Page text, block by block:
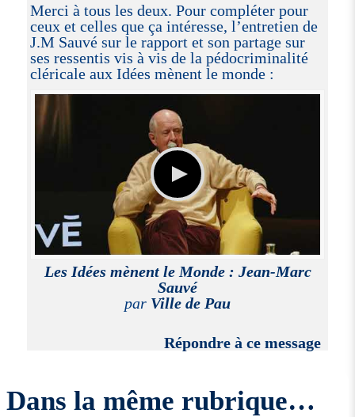
Merci à tous les deux. Pour compléter pour
ceux et celles que ça intéresse, l’entretien de
J.M Sauvé sur le rapport et son partage sur
ses ressentis vis à vis de la pédocriminalité
cléricale aux Idées mènent le monde :
Les Idées mènent le Monde : Jean-Marc
Sauvé
par Ville de Pau
Répondre à ce message
Dans la même rubrique…